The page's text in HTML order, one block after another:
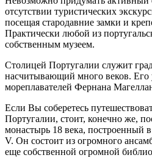
отсутствии туристических
посещая стародавние замки и
Практически любой из
собственным музеем.
Столицей Португалии служит
насчитывающий много веков.
мореплавателей Фернана
Если Вы соберетесь
Португалии, стоит, конечно же,
монастырь 18 века, построенный
V. Он состоит из огромного
еще собственной огромной